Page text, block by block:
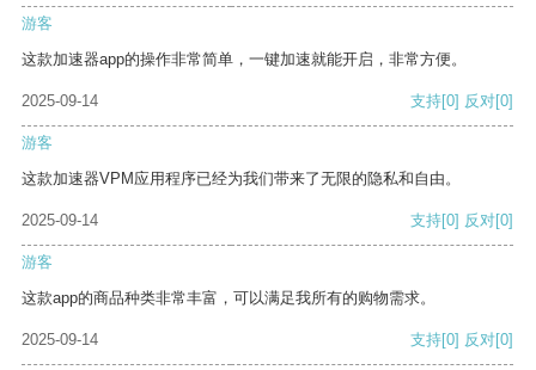
游客
这款加速器app的操作非常简单，一键加速就能开启，非常方便。
2025-09-14 支持[0] 反对[0]
游客
这款加速器VPM应用程序已经为我们带来了无限的隐私和自由。
2025-09-14 支持[0] 反对[0]
游客
这款app的商品种类非常丰富，可以满足我所有的购物需求。
2025-09-14 支持[0] 反对[0]